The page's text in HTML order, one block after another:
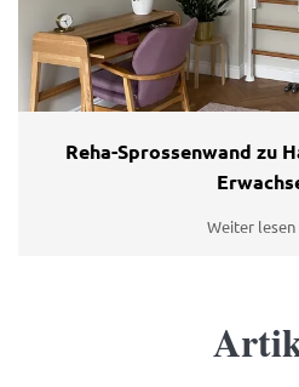
Reha-Sprossenwand zu
Weiter lesen